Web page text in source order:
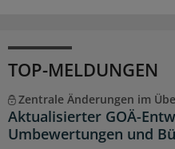
TOP-MELDUNGEN
Zentrale Änderungen im
Aktualisierter GOÄ-
Umbewertungen und